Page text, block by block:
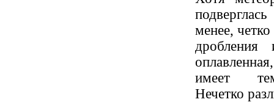
менее,
дробления
имеет
Нечетко